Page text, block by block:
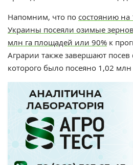
Напомним, что по состоянию на
Украины посеяли озимые
млн га площадей или 90% к
Аграрии также завершают посев
которого было посеяно 1,02 млн